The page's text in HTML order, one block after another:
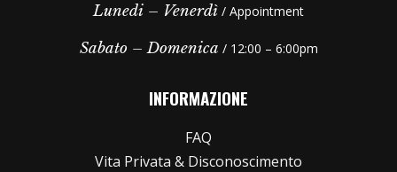
Lunedi – Venerdì / Appointment
Sabato – Domenica / 12:00 – 6:00pm
INFORMAZIONE
FAQ
Vita Privata & Disconoscimento